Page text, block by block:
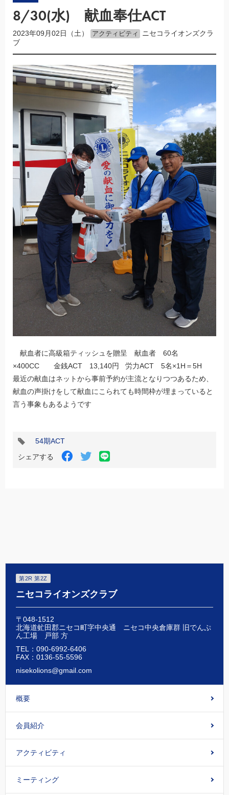
8/30(水) 献血奉仕ACT
2023年09月02日（土） アクティビティ
ニセコライオンズクラ
ブ
献血者に高級箱ティッシュを贈呈 献血者 60名
×400CC 金銭ACT 13,140円 労力ACT 5名×1H＝5H
最近の献血はネットから事前予約が主流となりつつあるため、
献血の声掛けをして献血にこられても時間枠が埋まっていると
言う事象もあるようです
タ
54期ACT
シェアする
Facebook
TwitterLINE
第2R 第2Z
ニセコライオンズクラブ
〒048-1512
北海道虻田郡ニセコ町字中央通 ニセコ中央倉庫群 旧でんぷ
ん工場 戸部 方
TEL：090-6992-6406
FAX：0136-55-5596
nisekolions@gmail.com
概要
会員紹介
アクティビティ
ミーティング